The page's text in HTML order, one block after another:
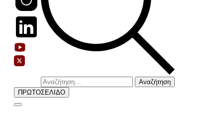
Αναζήτηση
για:
ΠΡΩΤΟΣΕΛΙΔΟ